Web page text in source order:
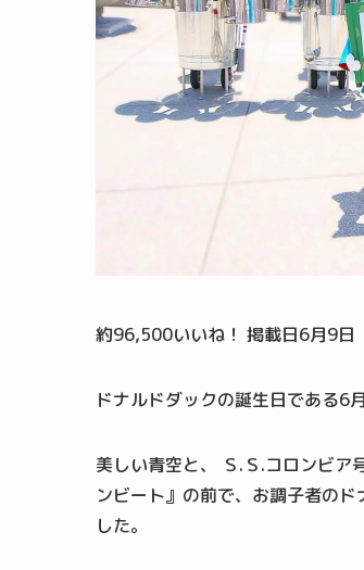
約96,500いいね！ 掲載日6月9日
ドナルドダックの誕生日である6
美しい青空と、 Ｓ.Ｓ.コロンビア
ンビート』の前で、お調子者の
した。